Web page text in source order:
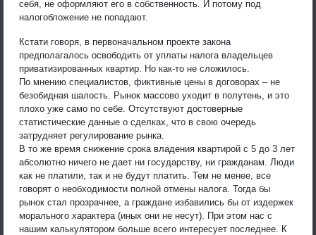
себя, не оформляют его в собственность. И потому под
налогобложение не попадают.
Кстати говоря, в первоначальном проекте закона
предполагалось освободить от уплаты налога владельцев
приватизированных квартир. Но как-то не сложилось.
По мнению специалистов, фиктивные цены в договорах – не
безобидная шалость. Рынок массово уходит в полутень, и это
плохо уже само по себе. Отсутствуют достоверные
статистические данные о сделках, что в свою очередь
затрудняет регулирование рынка.
В то же время снижение срока владения квартирой с 5 до 3 лет
абсолютно ничего не дает ни государству, ни гражданам. Люди
как не платили, так и не будут платить. Тем не менее, все
говорят о необходимости полной отмены налога. Тогда бы
рынок стал прозрачнее, а граждане избавились бы от издержек
морального характера (иных они не несут). При этом нас с
нашим калькулятором больше всего интересует последнее. К